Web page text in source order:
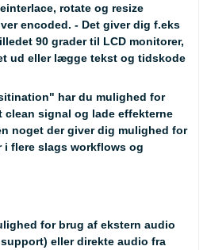
rotate og resize
encoded. - Det giver dig f.eks
90 grader til LCD monitorer,
ud eller lægge tekst og tidskode
har du mulighed for
clean signal og lade effekterne
noget der giver dig mulighed for
i flere slags workflows og
for brug af ekstern audio
eller direkte audio fra